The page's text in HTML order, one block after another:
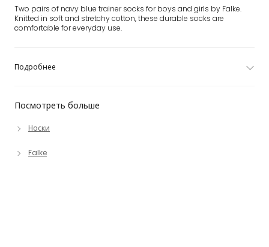
Посмотреть больше
Носки
Falke
Two pairs of navy blue trainer socks for boys and girls by Falke.
Knitted in soft and stretchy cotton, these durable socks are
comfortable for everyday use.
Подробнее